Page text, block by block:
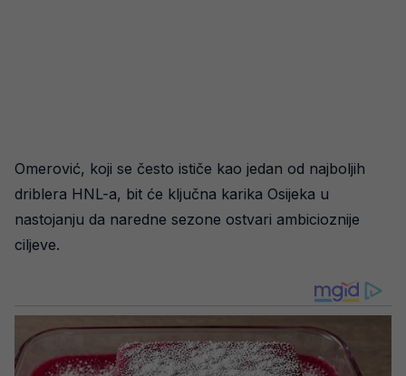
Omerović, koji se često ističe kao jedan od najboljih
driblera HNL-a, bit će ključna karika Osijeka u
nastojanju da naredne sezone ostvari ambicioznije
ciljeve.